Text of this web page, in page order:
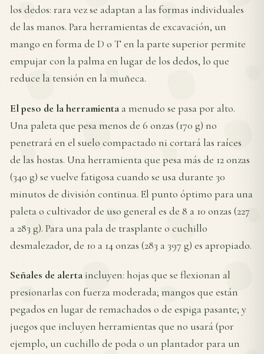
los dedos: rara vez se adaptan a las formas individuales
de las manos. Para herramientas de excavación, un
mango en forma de D o T en la parte superior permite
empujar con la palma en lugar de los dedos, lo que
reduce la tensión en la muñeca.
El peso de la herramienta a menudo se pasa por alto.
Una paleta que pesa menos de 6 onzas (170 g) no
penetrará en el suelo compactado ni cortará las raíces
de las hostas. Una herramienta que pesa más de 12 onzas
(340 g) se vuelve fatigosa cuando se usa durante 30
minutos de división continua. El punto óptimo para una
paleta o cultivador de uso general es de 8 a 10 onzas (227
a 283 g). Para una pala de trasplante o cuchillo
desmalezador, de 10 a 14 onzas (283 a 397 g) es apropiado.
Señales de alerta incluyen: hojas que se flexionan al
presionarlas con fuerza moderada; mangos que están
pegados en lugar de remachados o de espiga pasante; y
juegos que incluyen herramientas que no usará (por
ejemplo, un cuchillo de poda o un plantador para un